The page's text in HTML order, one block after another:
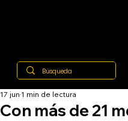
Con más de 21
17 jun 1 min de lectura